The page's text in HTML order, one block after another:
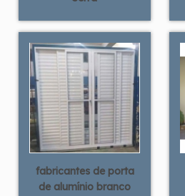
fabricantes de porta
de alumínio branco